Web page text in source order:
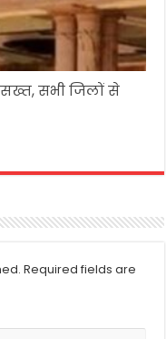
सख्त, सभी जिलों से
Required fields are